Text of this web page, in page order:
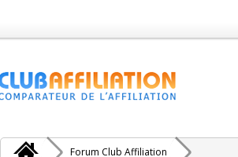
Forum Club Affiliation